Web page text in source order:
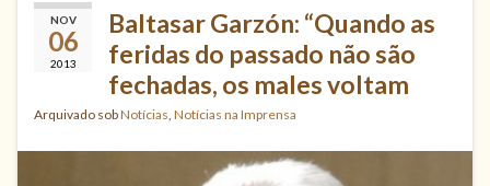
NOV
06
2013
Baltasar Garzón: “Quando as
feridas do passado não são
fechadas, os males voltam
Arquivado sobNotícias Notícias na Imprensa